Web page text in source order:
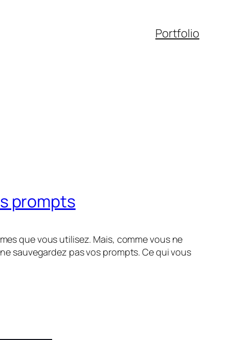
Portfolio
prompts
que vous utilisez. Mais, comme vous ne
sauvegardez pas vos prompts. Ce qui vous